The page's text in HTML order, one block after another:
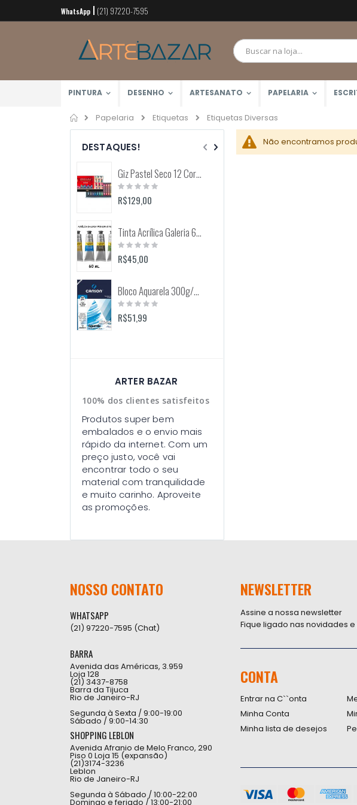
Pular
para
conteúdo
WhatsApp (21) 97220-7595
PINTURA DESENHO ARTESANATO PAPELARIA
Home
Papelaria Etiquetas Etiquetas Diversas
Não encontramos
DESTAQUES!
Giz Pastel Seco 12 Cores Toison D'Or (Keramik) 8512
Rating:
0%
R$129,00
Tinta Acrílica Galeria 60ml (Winsor & Newton)
Rating:
0%
R$45,00
Bloco Aquarela 300g/m2 12 Folhas (Canson)
Rating:
0%
R$51,99
ARTER BAZAR
100% dos clientes satisfeitos
Produtos super bem
embalados e o envio mais
rápido da internet. Com um
preço justo, você vai
encontrar todo o seu
material com tranquilidade
e muito carinho. Aproveite
as promoções.
NOSSO CONTATO
WHATSAPP
(21) 97220-7595 (Chat)
BARRA
Avenida das Américas, 3.959
Loja 128
(21) 3437-8758
Barra da Tijuca
Rio de Janeiro-RJ
Segunda à Sexta / 9:00-19:00
Sábado / 9:00-14:30
SHOPPING LEBLON
Avenida Afranio de Melo Franco, 290
Piso 0 Loja 15 (expansão)
(21)3174-3236
Leblon
Rio de Janeiro-RJ
Segunda à Sábado / 10:00-22:00
Domingo e feriado / 13:00-21:00
NEWSLETTER
Assine a nossa newsletter
Fique ligado nas novidades
CONTA
Entrar na C``onta
Minha Conta
Minha lista de desejos